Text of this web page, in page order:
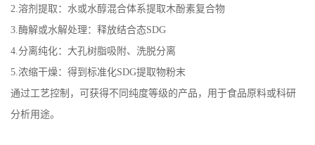
2.溶剂提取：水或水醇混合体系提取木酚素复合物
3.酶解或水解处理：释放结合态SDG
4.分离纯化：大孔树脂吸附、洗脱分离
5.浓缩干燥：得到标准化SDG提取物粉末
通过工艺控制，可获得不同纯度等级的产品，用于食品原料或科研
分析用途。